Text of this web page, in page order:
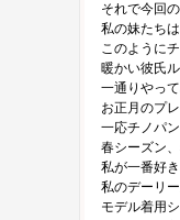
それで今回
私の妹たち
このように
暖かい彼氏
一通りやっ
お正月のプ
一応チノパ
春シーズン
私が一番好
私のデーリ
モデル着用